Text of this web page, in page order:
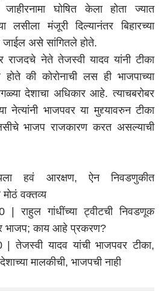
घोषित केला होता ज्यात
लसीला मंजूरी दिल्यानंतर बिहारच्या
जाईल असे सांगितले होते.
राजदचे नेते तेजस्वी यादव यांनी टीका
होते की कोरोनाची लस ही भाजपाच्या
देशाचा अधिकार आहे. त्याचबरोबर
नेत्यांनी भाजपवर या मुद्द्यावरुन टीका
भाजप राजकारण करत असल्याची
हवं आरक्षण, ऐन निवडणुकीत
मोठं वक्तव्य
राहुल गांधींच्या ट्वीटची निवडणूक
भाजप; काय आहे प्रकरण?
यादव यांची भाजपवर टीका,
मालकीची, भाजपची नाही